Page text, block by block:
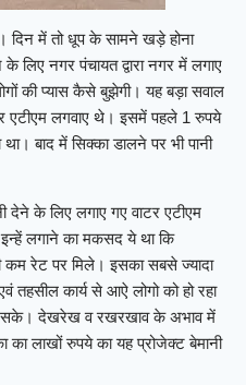
दिन में तो धूप के सामने खड़े होना
लिए नगर पंचायत द्वारा नगर में लगाए
की प्यास कैसे बुझेगी। यह बड़ा सवाल
एटीएम लगवाए थे। इसमें पहले 1 रुपये
बाद में सिक्का डालने पर भी पानी
देने के लिए लगाए गए वाटर एटीएम
लगाने का मकसद ये था कि
कम रेट पर मिले। इसका सबसे ज्यादा
तहसील कार्य से आऐ लोगो को हो रहा
सके। देखरेख व रखरखाव के अभाव में
का लाखों रुपये का यह प्रोजेक्ट बेमानी